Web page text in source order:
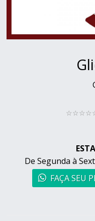
De Segunda à
FAÇA SEU